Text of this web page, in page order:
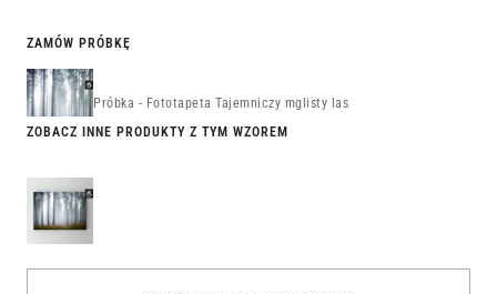
ZAMÓW PRÓBKĘ
Próbka - Fototapeta Tajemniczy mglisty las
Obraz
Tajemniczy
mglisty las
ZOBACZ INNE PRODUKTY Z TYM WZOREM